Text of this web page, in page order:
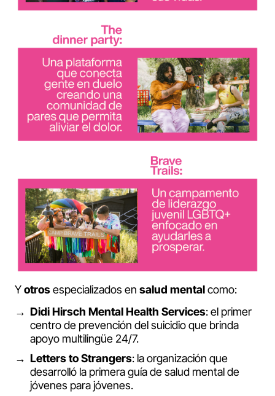
Yotrosespecializados en salud mentalcomo:
Didi Hirsch Mental Health Services: el primer
centro de prevención del suicidio que brinda
apoyo multilingüe 24/7.
Letters to Strangers: la organización que
desarrolló la primera guía de salud mental de
jóvenes para jóvenes.